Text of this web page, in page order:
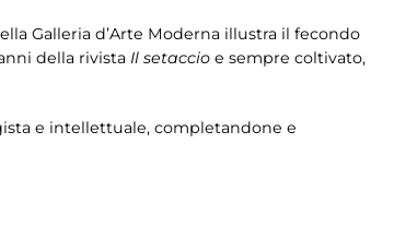
Galleria d’Arte Moderna illustra il fecondo
della rivista Il setaccio e sempre coltivato,
e intellettuale, completandone e